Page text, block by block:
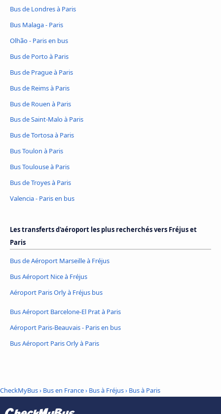
Bus de Londres à Paris
Bus Malaga - Paris
Olhão - Paris en bus
Bus de Porto à Paris
Bus de Prague à Paris
Bus de Reims à Paris
Bus de Rouen à Paris
Bus de Saint-Malo à Paris
Bus de Tortosa à Paris
Bus Toulon à Paris
Bus Toulouse à Paris
Bus de Troyes à Paris
Valencia - Paris en bus
Les transferts d'aéroport les plus recherchés vers Fréjus et
Paris
Bus de Aéroport Marseille à Fréjus
Bus Aéroport Nice à Fréjus
Aéroport Paris Orly à Fréjus bus
Bus Aéroport Barcelone-El Prat à Paris
Aéroport Paris-Beauvais - Paris en bus
Bus Aéroport Paris Orly à Paris
CheckMyBus› Bus en France› Bus à Fréjus› Bus à Paris